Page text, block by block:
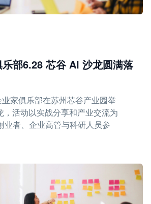
部6.28 芯谷 AI 沙龙圆满落
家俱乐部在苏州芯谷产业园举
，活动以实战分享和产业交流为
业者、企业高管与科研人员参